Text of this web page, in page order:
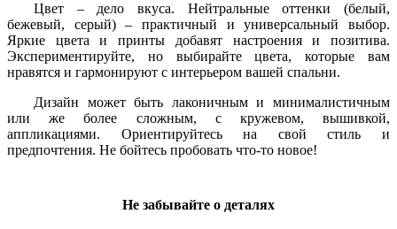
Цвет – дело вкуса. Нейтральные оттенки (белый,
бежевый, серый) – практичный и универсальный выбор.
Яркие цвета и принты добавят настроения и позитива.
Экспериментируйте, но выбирайте цвета, которые вам
нравятся и гармонируют с интерьером вашей спальни.
Дизайн может быть лаконичным и минималистичным
или же более сложным, с кружевом, вышивкой,
аппликациями. Ориентируйтесь на свой стиль и
предпочтения. Не бойтесь пробовать что-то новое!
Не забывайте о деталях